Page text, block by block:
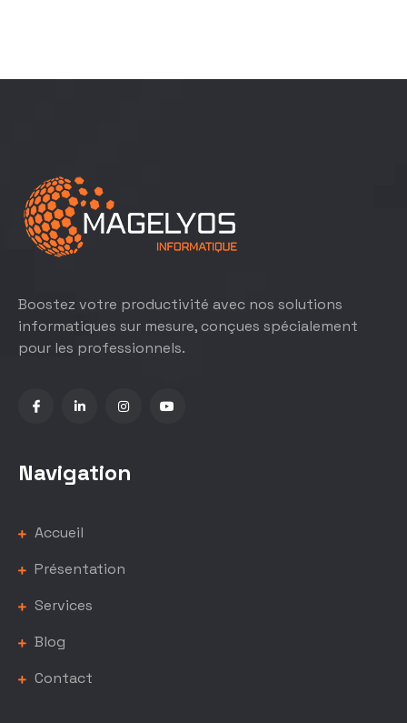
Boostez votre productivité avec nos solutions
informatiques sur mesure, conçues spécialement
pour les professionnels.
Navigation
Accueil
Présentation
Services
Blog
Contact